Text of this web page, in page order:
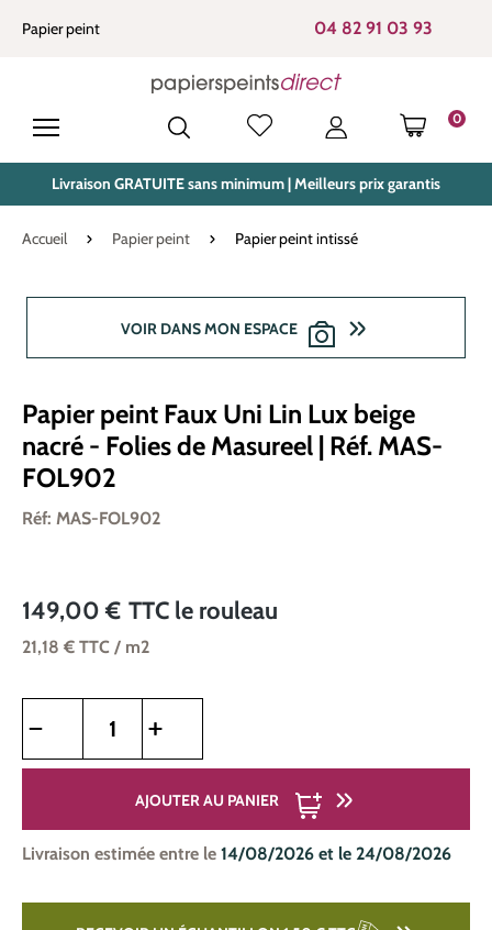
principal
Papier peint 04 82 91 03 93
0
LE
Livraison GRATUITE sans minimum | Meilleurs prix garantis
Accueil Papier peint Papier peint intissé
VOIR DANS MON ESPACE
Papier peint Faux Uni Lin Lux beige
nacré - Folies de Masureel | Réf. MAS-
FOL902
Réf: MAS-FOL902
149,00 € TTC le rouleau
21,18 € TTC / m2
AJOUTER AU PANIER
Livraison estimée entre le 14/08/2026 et le 24/08/2026